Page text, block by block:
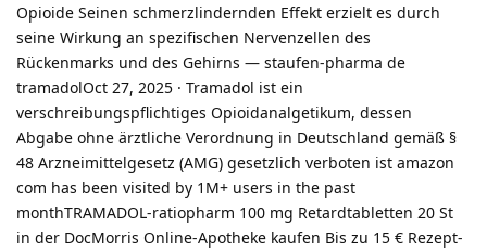
Opioide Seinen schmerzlindernden Effekt erzielt es durch
seine Wirkung an spezifischen Nervenzellen des
Rückenmarks und des Gehirns — staufen-pharma de
tramadolOct 27, 2025 · Tramadol ist ein
verschreibungspflichtiges Opioidanalgetikum, dessen
Abgabe ohne ärztliche Verordnung in Deutschland gemäß §
48 Arzneimittelgesetz (AMG) gesetzlich verboten ist amazon
com has been visited by 1M+ users in the past
monthTRAMADOL-ratiopharm 100 mg Retardtabletten 20 St
in der DocMorris Online-Apotheke kaufen Bis zu 15 € Rezept-